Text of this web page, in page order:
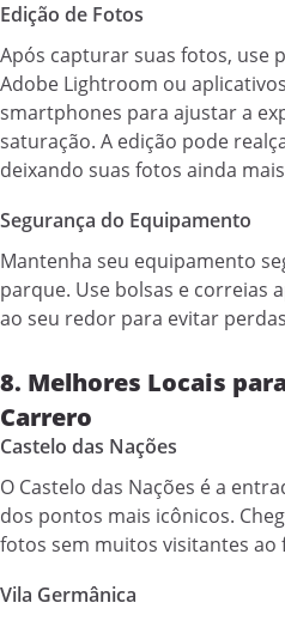
Edição de Fotos
Após capturar suas fotos, use
Adobe Lightroom ou
smartphones para ajustar a
saturação. A edição pode
deixando suas fotos ainda
Segurança do Equipamento
Mantenha seu equipamento
parque. Use bolsas e correias
ao seu redor para evitar
8. Melhores Locais
Carrero
Castelo das Nações
O Castelo das Nações é a
dos pontos mais icônicos.
fotos sem muitos visitantes ao
Vila Germânica